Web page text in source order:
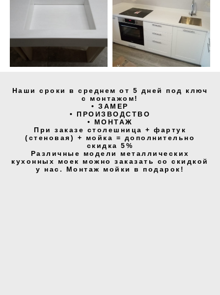
Наши сроки в среднем от 5 дней под ключ
с монтажом!
• ЗАМЕР
• ПРОИЗВОДСТВО
• МОНТАЖ
При заказе столешница + фартук
(стеновая) + мойка = дополнительно
скидка 5%
Различные модели металлических
кухонных моек можно заказать со скидкой
у нас. Монтаж мойки в подарок!